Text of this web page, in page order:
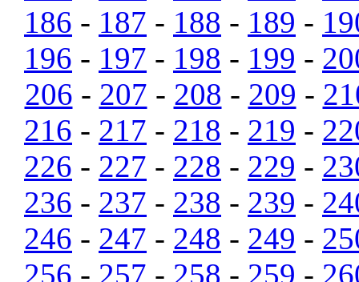
186 - 187 - 188 - 189 -
196 - 197 - 198 - 199 -
206 - 207 - 208 - 209 -
216 - 217 - 218 - 219 -
226 - 227 - 228 - 229 -
236 - 237 - 238 - 239 -
246 - 247 - 248 - 249 -
256 - 257 - 258 - 259 -